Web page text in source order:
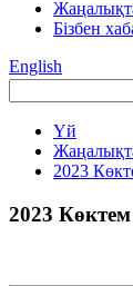
Бізбен
English
Үй
2023
2023